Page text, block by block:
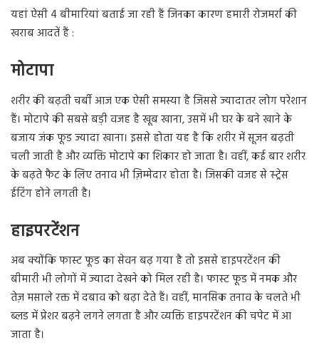
यहां ऐसी 4 बीमारियां बताई जा रही हैं जिनका कारण हमारी रोजमर्रा की
खराब आदतें हैं :
मोटापा
शरीर की बढ़ती चर्बी आज एक ऐसी समस्या है जिससे ज्यादातर लोग परेशान
हैं। मोटापे की सबसे बड़ी वजह है खूब खाना, उसमें भी घर के बने खाने के
बजाय जंक फूड ज्यादा खाना। इससे होता यह है कि शरीर में सूजन बढ़ती
चली जाती है और व्यक्ति मोटापे का शिकार हो जाता है। वहीं, कई बार शरीर
के बढ़ते फैट के लिए तनाव भी ज़िम्मेदार होता है। जिसकी वजह से स्ट्रेस
ईटिंग होने लगती है।
हाइपरटेंशन
अब क्योंकि फास्ट फूड का सेवन बढ़ गया है तो इससे हाइपरटेंशन की
बीमारी भी लोगों में ज्यादा देखने को मिल रही है। फास्ट फूड में नमक और
तेज़ मसाले रक्त में दबाव को बढ़ा देते हैं। वहीं, मानसिक तनाव के चलते भी
ब्लड में प्रेशर बढ़ने लगने लगता है और व्यक्ति हाइपरटेंशन की चपेट में आ
जाता है।